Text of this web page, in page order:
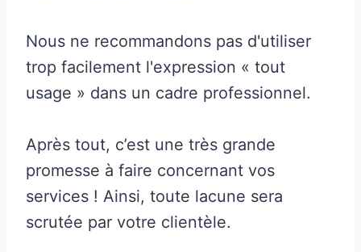
Nous ne recommandons pas d'utiliser
trop facilement l'expression « tout
usage » dans un cadre professionnel.
Après tout, c’est une très grande
promesse à faire concernant vos
services ! Ainsi, toute lacune sera
scrutée par votre clientèle.